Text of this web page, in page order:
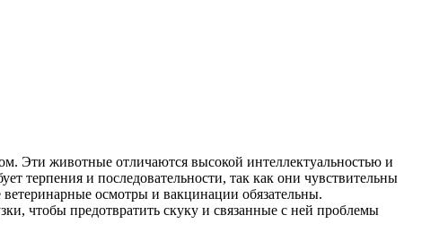
Эти животные отличаются высокой интеллектуальностью и
терпения и последовательности, так как они чувствительны
ветеринарные осмотры и вакцинации обязательны.
чтобы предотвратить скуку и связанные с ней проблемы